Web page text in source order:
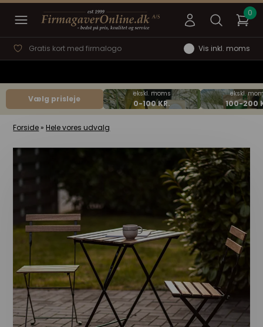
Gratis kort med firmalogo Vis inkl. moms
Vælg prisleje
Forside » Hele vores udvalg